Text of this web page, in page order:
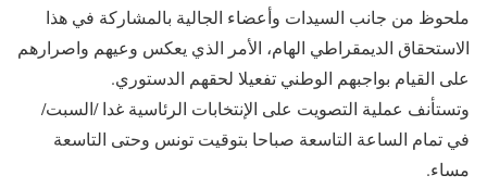
ملحوظ من جانب السيدات وأعضاء الجالية بالمشاركة في هذا
الاستحقاق الديمقراطي الهام، الأمر الذي يعكس وعيهم واصرارهم
على القيام بواجبهم الوطني تفعيلا لحقهم الدستوري.
وتستأنف عملية التصويت على الإنتخابات الرئاسية غدا /السبت/
في تمام الساعة التاسعة صباحا بتوقيت تونس وحتى التاسعة
مساء.